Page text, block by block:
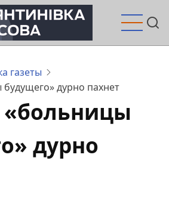
газеты
дурно пахнет
«больницы
дурно